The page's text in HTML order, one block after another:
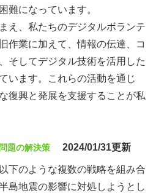
難になっています。
え、私たちのデジタルボランテ
作業に加えて、情報の伝達、コ
そしてデジタル技術を活用した
います。これらの活動を通じ
復興と発展を支援することが私
題の解決策 2024/01/31更新
下のような複数の戦略を組み合
島地震の影響に対処しようとし